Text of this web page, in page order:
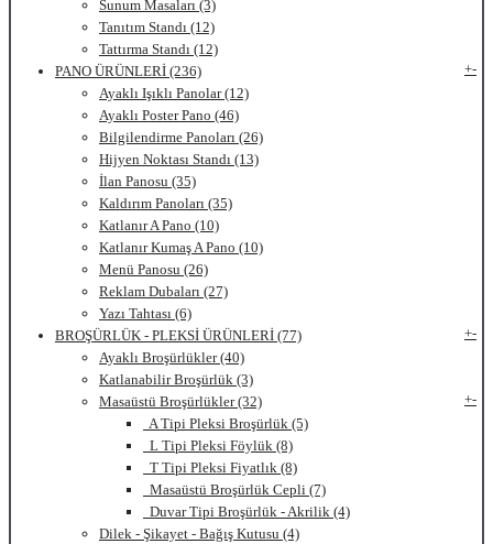
Sunum Masaları (3)
Tanıtım Standı (12)
Tattırma Standı (12)
PANO ÜRÜNLERİ (236)
+-
Ayaklı Işıklı Panolar (12)
Ayaklı Poster Pano (46)
Bilgilendirme Panoları (26)
Hijyen Noktası Standı (13)
İlan Panosu (35)
Kaldırım Panoları (35)
Katlanır A Pano (10)
Katlanır Kumaş A Pano (10)
Menü Panosu (26)
Reklam Dubaları (27)
Yazı Tahtası (6)
BROŞÜRLÜK - PLEKSİ ÜRÜNLERİ (77)
+-
Ayaklı Broşürlükler (40)
Katlanabilir Broşürlük (3)
Masaüstü Broşürlükler (32)
+-
A Tipi Pleksi Broşürlük (5)
L Tipi Pleksi Föylük (8)
T Tipi Pleksi Fiyatlık (8)
Masaüstü Broşürlük Cepli (7)
Duvar Tipi Broşürlük - Akrilik (4)
Dilek - Şikayet - Bağış Kutusu (4)